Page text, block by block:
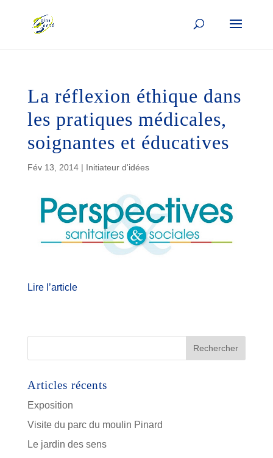
La réflexion éthique dans
les pratiques médicales,
soignantes et éducatives
Fév 13, 2014| Initiateur d'idées
Lire l’article
Articles récents
Exposition
Visite du parc du moulin Pinard
Le jardin des sens